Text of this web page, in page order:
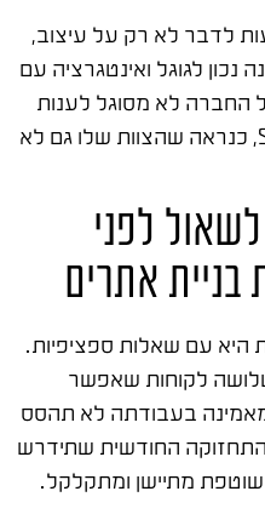
לדבר לא רק על עיצוב,
לגוגל ואינטגרציה עם
החברה לא מסוגל לענות
על שאלות בסיסיות בנושא SEO, כנראה שהצוות שלו גם לא
לפני
אתרים
היא עם שאלות ספציפיות.
לקוחות שאפשר
בעבודתה לא תהסס
החודשית שתידרש
מתיישן ומתקלקל.